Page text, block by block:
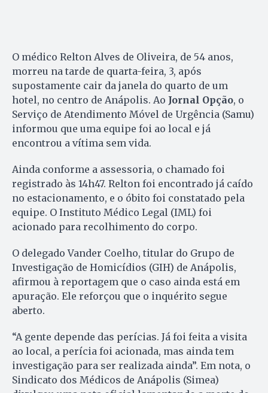
O médico Relton Alves de Oliveira, de 54 anos,
morreu na tarde de quarta-feira, 3, após
supostamente cair da janela do quarto de um
hotel, no centro de Anápolis. Ao Jornal Opção, o
Serviço de Atendimento Móvel de Urgência (Samu)
informou que uma equipe foi ao local e já
encontrou a vítima sem vida.
Ainda conforme a assessoria, o chamado foi
registrado às 14h47. Relton foi encontrado já caído
no estacionamento, e o óbito foi constatado pela
equipe. O Instituto Médico Legal (IML) foi
acionado para recolhimento do corpo.
O delegado Vander Coelho, titular do Grupo de
Investigação de Homicídios (GIH) de Anápolis,
afirmou à reportagem que o caso ainda está em
apuração. Ele reforçou que o inquérito segue
aberto.
“A gente depende das perícias. Já foi feita a visita
ao local, a perícia foi acionada, mas ainda tem
investigação para ser realizada ainda”. Em nota, o
Sindicato dos Médicos de Anápolis (Simea)